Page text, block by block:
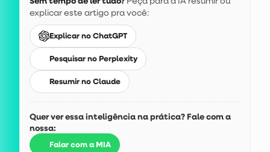
explicar este artigo pra você:
Explicar no ChatGPT
Pesquisar no Perplexity
Resumir no Claude
Quer ver essa inteligência na prática? Fale com a
nossa:
Falar com a MIA